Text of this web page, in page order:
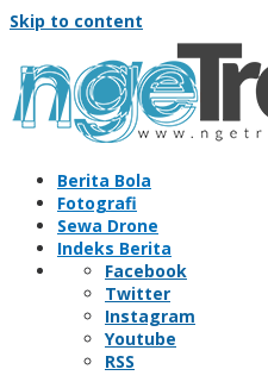
Skip to content
Berita Bola
Fotografi
Sewa Drone
Indeks Berita
Facebook
Twitter
Instagram
Youtube
RSS